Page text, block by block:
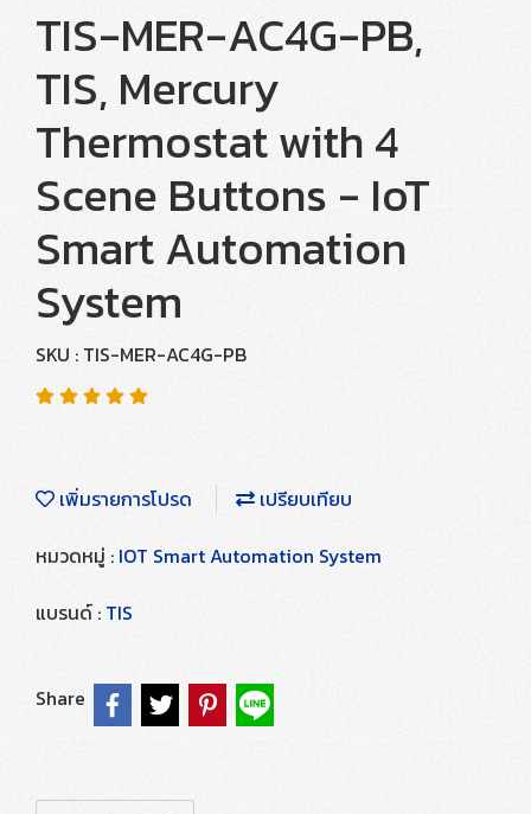
TIS-MER-AC4G-PB,
TIS, Mercury
Thermostat with 4
Scene Buttons - IoT
Smart Automation
System
SKU : TIS-MER-AC4G-PB
เพิ่มรายการโปรด
เปรียบเทียบ
หมวดหมู่ : IOT Smart Automation System
แบรนด์ : TIS
Share